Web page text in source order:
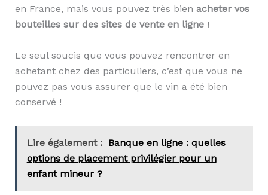
en France, mais vous pouvez très bien acheter vos
bouteilles sur des sites de vente en ligne !
Le seul soucis que vous pouvez rencontrer en
achetant chez des particuliers, c’est que vous ne
pouvez pas vous assurer que le vin a été bien
conservé !
Lire également : Banque en ligne : quelles
options de placement privilégier pour un
enfant mineur ?